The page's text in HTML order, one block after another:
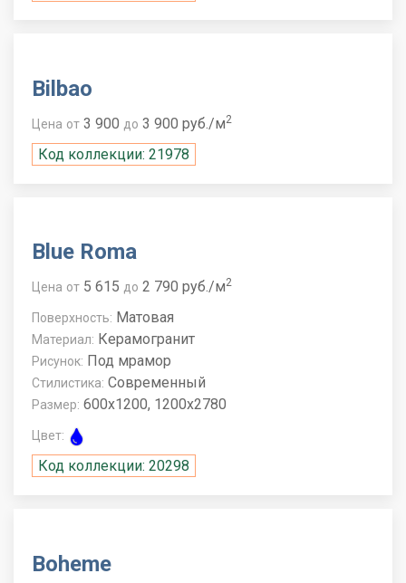
Bilbao
Цена от 3 900 до 3 900 руб./м2
Код коллекции: 21978
Blue Roma
Цена от 5 615 до 2 790 руб./м2
Поверхность: Матовая
Материал: Керамогранит
Рисунок: Под мрамор
Стилистика: Современный
Размер: 600x1200, 1200x2780
Цвет:
Код коллекции: 20298
Boheme